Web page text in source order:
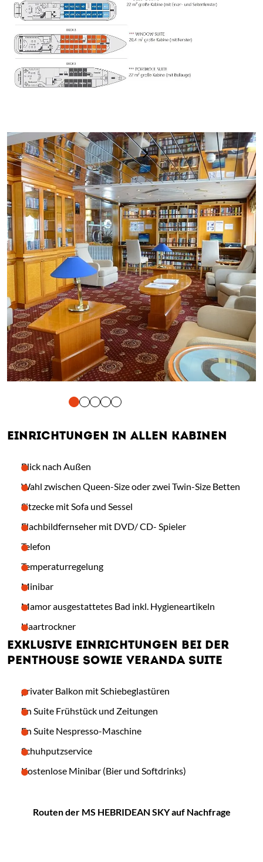
und Vorlesen der Inhalte mit Leertaste oder Tabulator-
EINRICHTUNGEN IN ALLEN KABINEN
Blick nach Außen
Wahl zwischen Queen-Size oder zwei Twin-Size Betten
Sitzecke mit Sofa und Sessel
Flachbildfernseher mit DVD/ CD- Spieler
Telefon
Temperaturregelung
Minibar
Mamor ausgestattetes Bad inkl. Hygieneartikeln
Haartrockner
EXKLUSIVE EINRICHTUNGEN BEI DER
PENTHOUSE SOWIE VERANDA SUITE
privater Balkon mit Schiebeglastüren
En Suite Frühstück und Zeitungen
En Suite Nespresso-Maschine
Schuhputzservice
Kostenlose Minibar (Bier und Softdrinks)
Routen der MS HEBRIDEAN SKY auf Nachfrage